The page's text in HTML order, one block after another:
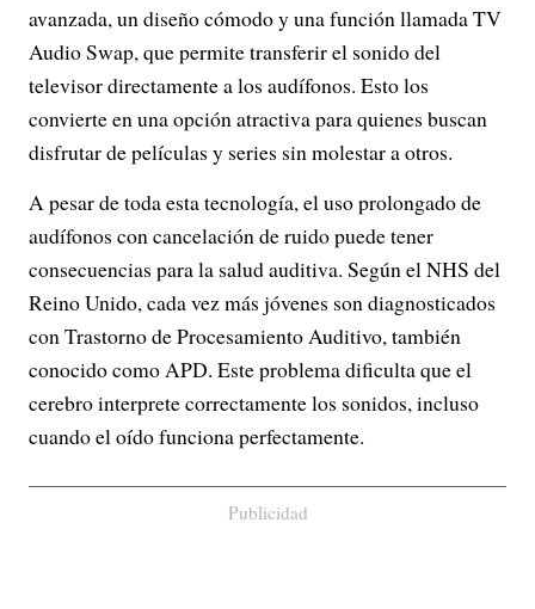
avanzada, un diseño cómodo y una función llamada TV
Audio Swap, que permite transferir el sonido del
televisor directamente a los audífonos. Esto los
convierte en una opción atractiva para quienes buscan
disfrutar de películas y series sin molestar a otros.
A pesar de toda esta tecnología, el uso prolongado de
audífonos con cancelación de ruido puede tener
consecuencias para la salud auditiva. Según el NHS del
Reino Unido, cada vez más jóvenes son diagnosticados
con Trastorno de Procesamiento Auditivo, también
conocido como APD. Este problema dificulta que el
cerebro interprete correctamente los sonidos, incluso
cuando el oído funciona perfectamente.
Publicidad